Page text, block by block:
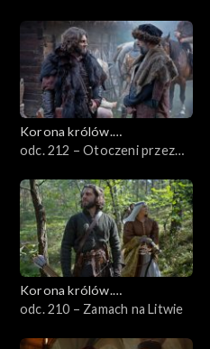
Korona królów.
Jagiellonowie
odc. 212 – Otoczeni przez
Korona królów.
Jagiellonowie
odc. 210 – Zamach na Litwie